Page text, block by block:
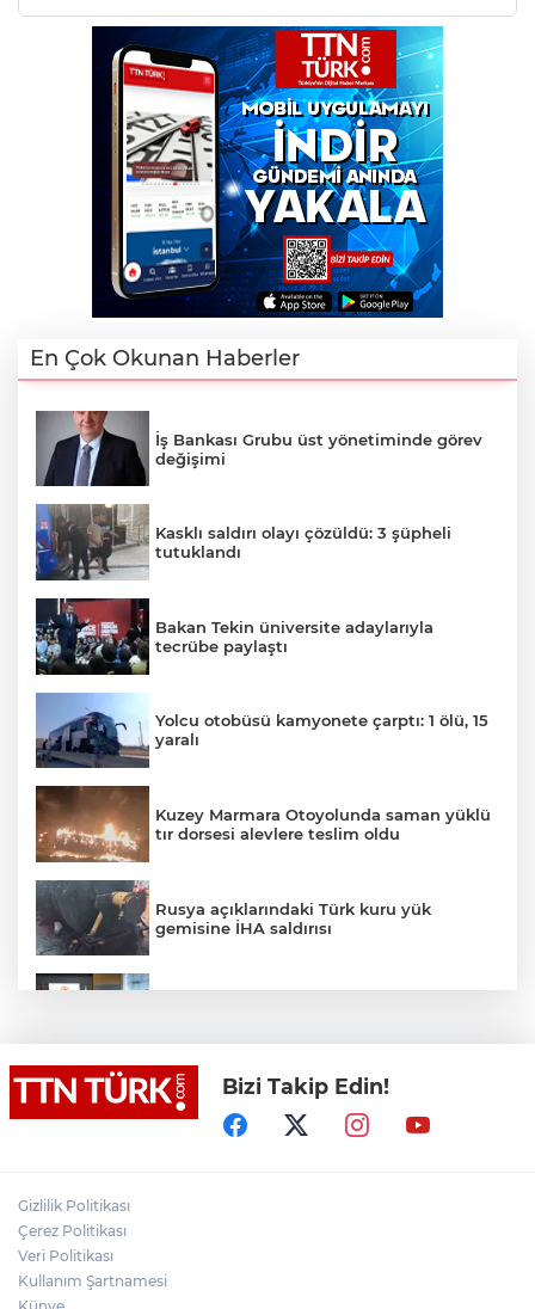
En Çok Okunan Haberler
İş Bankası Grubu üst yönetiminde görev
değişimi
Kasklı saldırı olayı çözüldü: 3 şüpheli
tutuklandı
Bakan Tekin üniversite adaylarıyla
tecrübe paylaştı
Yolcu otobüsü kamyonete çarptı: 1 ölü, 15
yaralı
Kuzey Marmara Otoyolunda saman yüklü
tır dorsesi alevlere teslim oldu
Rusya açıklarındaki Türk kuru yük
gemisine İHA saldırısı
Lukaku Fener’e mi, Beşiktaş’a mı geliyor?
Rojin Kabaiş, Hiranur Nilgün Aygar ve
Kıvanç Uman’ın ailelerini hedef alam
Bizi Takip Edin!
Gizlilik Politikası
Çerez Politikası
Veri Politikası
Kullanım Şartnamesi